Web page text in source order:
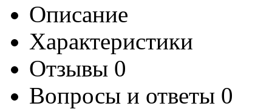
Описание
Характеристики
Отзывы 0
Вопросы и ответы 0